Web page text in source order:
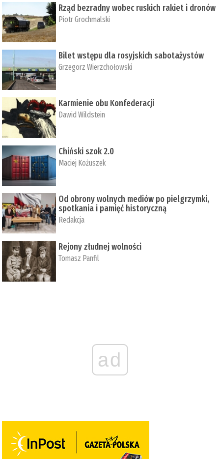
Rząd bezradny wobec ruskich rakiet i dronów
Piotr Grochmalski
Bilet wstępu dla rosyjskich sabotażystów
Grzegorz Wierzchołowski
Karmienie obu Konfederacji
Dawid Wildstein
Chiński szok 2.0
Maciej Kożuszek
Od obrony wolnych mediów po pielgrzymki,
spotkania i pamięć historyczną
Redakcja
Rejony złudnej wolności
Tomasz Panfil
ad